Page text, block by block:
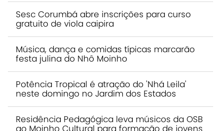
Sesc Corumbá abre inscrições para curso
gratuito de viola caipira
Música, dança e comidas típicas marcarão
festa julina do Nhô Moinho
Potência Tropical é atração do 'Nhá Leila'
neste domingo no Jardim dos Estados
Residência Pedagógica leva músicos da OSB
ao Moinho Cultural para formação de jovens